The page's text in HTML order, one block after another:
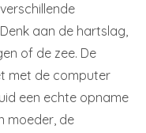
aan de hartslag,
of de zee. De
met de computer
een echte opname
moeder, de